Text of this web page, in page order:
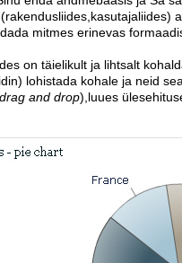
mitmes erinevas
on täielikult ja lihtsalt
lohistada kohale ja neid
drag and drop),luues